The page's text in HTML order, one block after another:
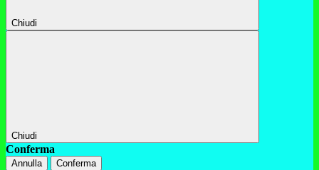
Chiudi
Chiudi
Conferma
Annulla Conferma